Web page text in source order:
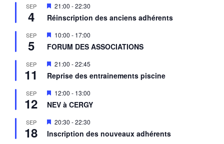
SEP
4
M
i
s
n
a
a
n
t
21:00 -22:30
Réinscription des anciens adhérents
SEP
5
M
i
s
n
a
v
a
n
t
10:00 - 17:00
FORUM DES ASSOCIATIONS
SEP
11
M
s
n
a
a
n
t
21:00 -22:45
Reprise des entrainements piscine
SEP
12
M
i
s
n
a
12:00 - 13:00
NEV à CERGY
SEP
18
M
s
20:30 -22:30
Inscription des nouveaux adhérents